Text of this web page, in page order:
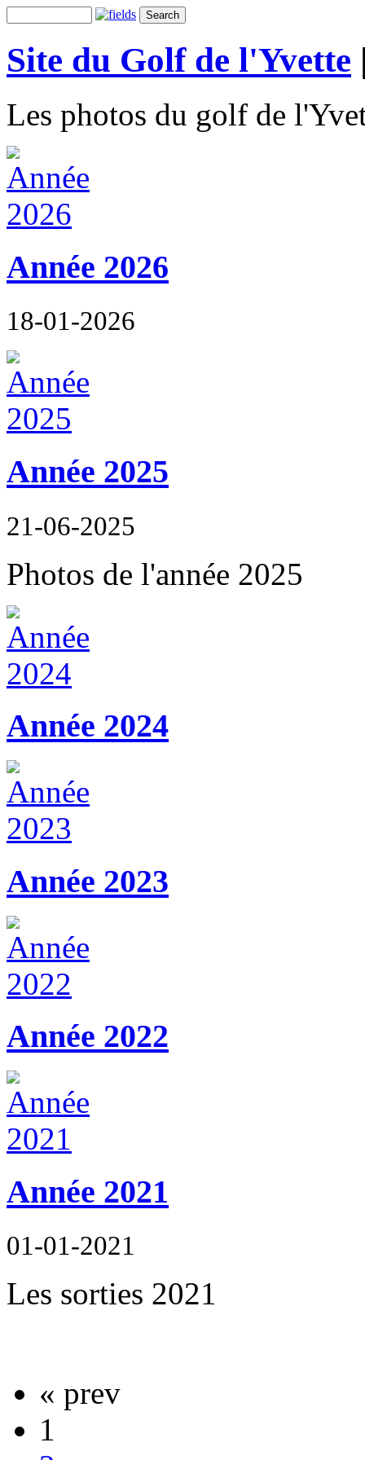
Site du Golf de l'Yvette
Les photos du golf de
Année 2026
18-01-2026
Année 2025
21-06-2025
Photos de l'année 2025
Année 2024
Année 2023
Année 2022
Année 2021
01-01-2021
Les sorties 2021
« prev
1